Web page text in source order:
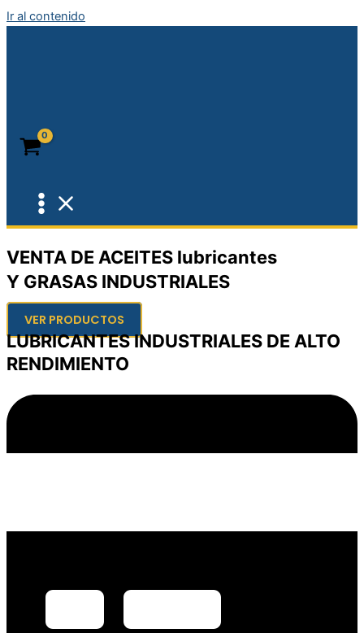
Ir al contenido
VENTA DE ACEITES lubricantes
Y GRASAS INDUSTRIALES
VER PRODUCTOS
LUBRICANTES INDUSTRIALES DE ALTO
RENDIMIENTO